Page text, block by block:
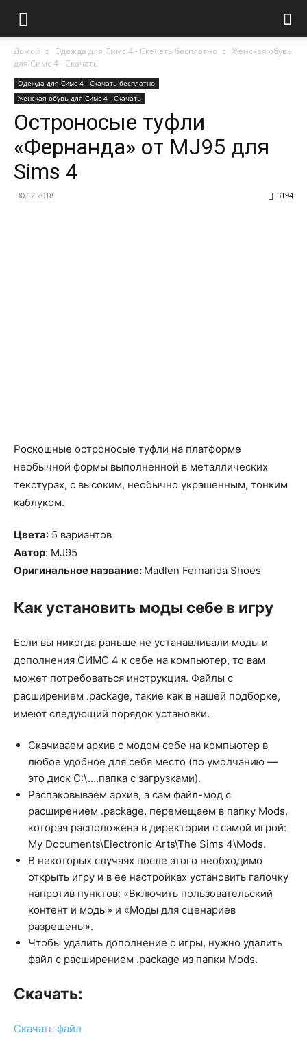
Домой Одежда для Симс 4 - Скачать бесплатно
Женская обувь
для Симс 4 - Скачать
Одежда для Симс 4 - Скачать бесплатно
Женская обувь для Симс 4 - Скачать
Остроносые туфли
«Фернанда» от MJ95 для
Sims 4
30.12.2018 3194
Роскошные остроносые туфли на платформе
необычной формы выполненной в металлических
текстурах, с высоким, необычно украшенным, тонким
каблуком.
Цвета: 5 вариантов
Автор: MJ95
Оригинальное название: Madlen Fernanda Shoes
Как установить моды себе в игру
Если вы никогда раньше не устанавливали моды и
дополнения СИМС 4 к себе на компьютер, то вам
может потребоваться инструкция. Файлы с
расширением .package, такие как в нашей подборке,
имеют следующий порядок установки.
Скачиваем архив с модом себе на компьютер в
любое удобное для себя место (по умолчанию —
это диск С:\….папка с загрузками).
Распаковываем архив, а сам файл-мод с
расширением .package, перемещаем в папку Mods,
которая расположена в директории с самой игрой:
My Documents\Electronic Arts\The Sims 4\Mods.
В некоторых случаях после этого необходимо
открыть игру и в ее настройках установить галочку
напротив пунктов: «Включить пользовательский
контент и моды» и «Моды для сценариев
разрешены».
Чтобы удалить дополнение с игры, нужно удалить
файл с расширением .package из папки Mods.
Скачать:
Скачать файл